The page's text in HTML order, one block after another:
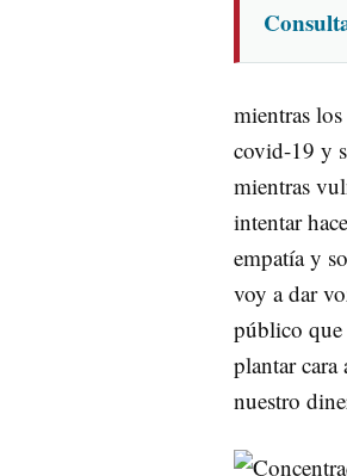
mientras
covid-19 y
mientras
intentar
empatía y
voy a dar
público que
plantar cara
nuestro